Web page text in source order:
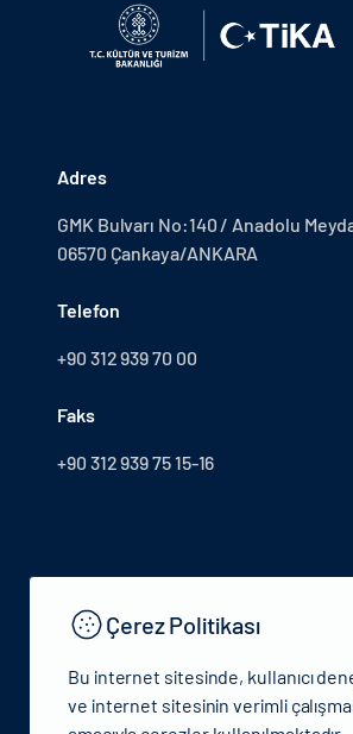
Adres
GMK Bulvarı No:140 / Anadolu
06570 Çankaya/ANKARA
Telefon
+90 312 939 70 00
Faks
+90 312 939 75 15-16
Çerez Politikası
Bu internet sitesinde, kullanıcı
ve internet sitesinin verimli